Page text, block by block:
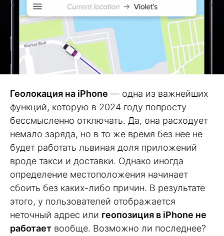
Геолокация на iPhone — одна из важнейших
функций, которую в 2024 году попросту
бессмысленно отключать. Да, она расходует
немало заряда, но в то же время без нее не
будет работать львиная доля приложений
вроде такси и доставки. Однако иногда
определение местоположения начинает
сбоить без каких-либо причин. В результате
этого, у пользователей отображается
неточный адрес или геопозиция в iPhone не
работает вообще. Возможно ли последнее?